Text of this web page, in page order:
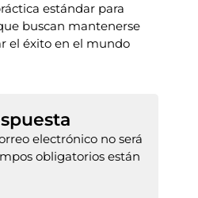
estándar para
buscan mantenerse
el éxito en el mundo
electrónico no será
obligatorios están